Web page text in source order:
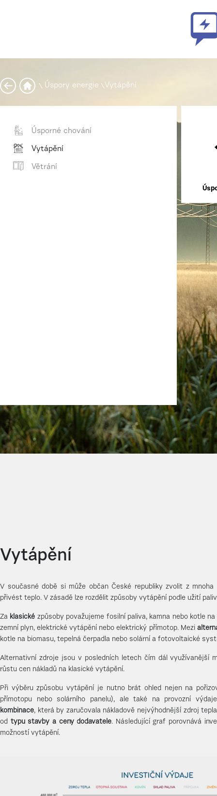
\ Úspory energie \Vytápění
Úsporné chování
Vytápění
Větrání
Vytápění
V současné době si může občan České republiky zvolit z
přivést teplo. V zásadě lze rozdělit způsoby vytápění podle užití
Za klasické způsoby považujeme fosilní paliva, kamna nebo kotle
zemní plyn, elektrické vytápění nebo elektrický přímotop. Mezi
kotle na biomasu, tepelná čerpadla nebo solární a fotovoltaické
Alternativní zdroje jsou v posledních letech čím dál využívanější
růstu cen nákladů na klasické vytápění.
Při výběru způsobu vytápění je nutno brát ohled nejen na
přímotopu nebo solárního panelu), ale také na provozní
kombinace, která by zaručovala nákladově nejvýhodnější zdroj
od typu stavby a ceny dodavatele. Následující graf porovnává
možností vytápění.